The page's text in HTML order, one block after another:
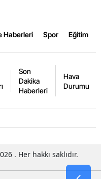
Haberleri Spor Eğitim
Son
Dakika
Haberleri
Hava
Durumu
. Her hakkı saklıdır.